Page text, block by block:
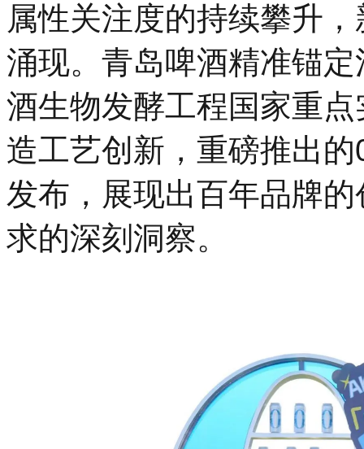
属性关注度的持续攀升
涌现。青岛啤酒精准锚
酒生物发酵工程国家重
造工艺创新，重磅推出
发布，展现出百年品牌
求的深刻洞察。